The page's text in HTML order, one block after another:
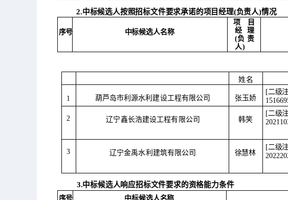
2.中标候选人按照招标文件要求承诺的项目经理(负责人)情况
序号 中标候选人名称
项目
经
理
(负 责
人)
姓名
1 葫芦岛市利源水利建设工程有限公司 张玉娇
[二级
2 辽宁鑫长浩建设工程有限公司 韩笑
[二级
3 辽宁金禹水利建筑有限公司 徐慧林
[二级
3.中标候选人响应招标文件要求的资格能力条件
序号 中标候选人名称